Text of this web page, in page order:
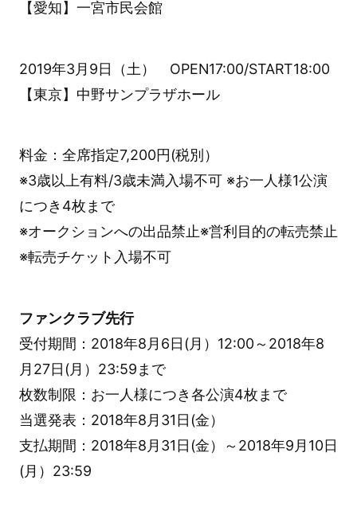
【愛知】一宮市民会館
2019年3月9日（土） OPEN17:00/START18:00
【東京】中野サンプラザホール
料金：全席指定7,200円(税別）
※3歳以上有料/3歳未満入場不可 ※お一人様1公演
につき4枚まで
※オークションへの出品禁止※営利目的の転売禁止
※転売チケット入場不可
ファンクラブ先行
受付期間：2018年8月6日(月）12:00～2018年8
月27日(月）23:59まで
枚数制限：お一人様につき各公演4枚まで
当選発表：2018年8月31日(金）
支払期間：2018年8月31日(金）～2018年9月10日
(月）23:59